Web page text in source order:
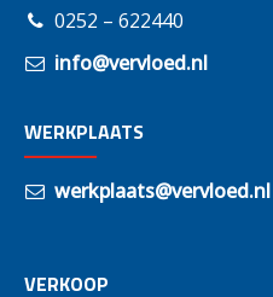
0252 – 622440
info@vervloed.nl
WERKPLAATS
werkplaats@vervloed.nl
VERKOOP